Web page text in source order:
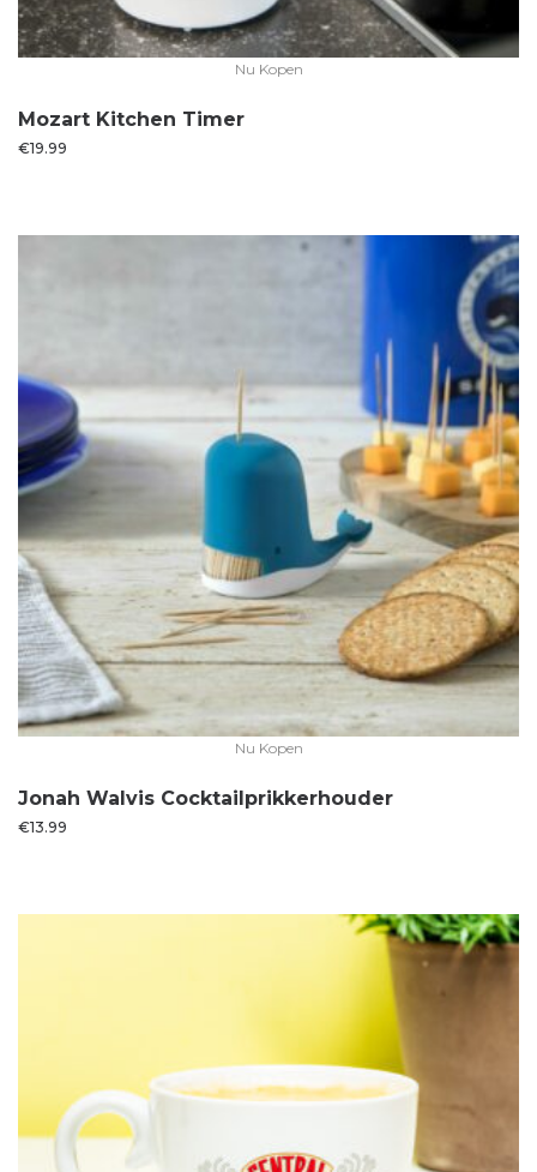
Nu Kopen
Mozart Kitchen Timer
€19.99
Nu Kopen
Jonah Walvis Cocktailprikkerhouder
€13.99